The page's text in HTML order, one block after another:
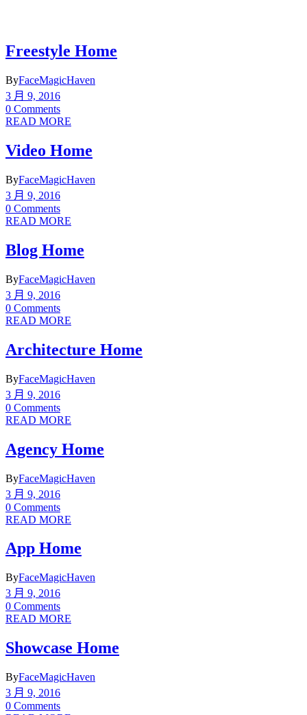
Freestyle Home
ByFaceMagicHaven
3 月 9, 2016
0 Comments
READ MORE
Video Home
ByFaceMagicHaven
3 月 9, 2016
0 Comments
READ MORE
Blog Home
ByFaceMagicHaven
3 月 9, 2016
0 Comments
READ MORE
Architecture Home
ByFaceMagicHaven
3 月 9, 2016
0 Comments
READ MORE
Agency Home
ByFaceMagicHaven
3 月 9, 2016
0 Comments
READ MORE
App Home
ByFaceMagicHaven
3 月 9, 2016
0 Comments
READ MORE
Showcase Home
ByFaceMagicHaven
3 月 9, 2016
0 Comments